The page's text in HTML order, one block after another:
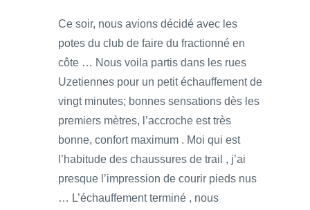
Ce soir, nous avions décidé avec les
potes du club de faire du fractionné en
côte … Nous voila partis dans les rues
Uzetiennes pour un petit échauffement de
vingt minutes; bonnes sensations dès les
premiers mètres, l’accroche est très
bonne, confort maximum . Moi qui est
l’habitude des chaussures de trail , j’ai
presque l’impression de courir pieds nus
… L’échauffement terminé , nous